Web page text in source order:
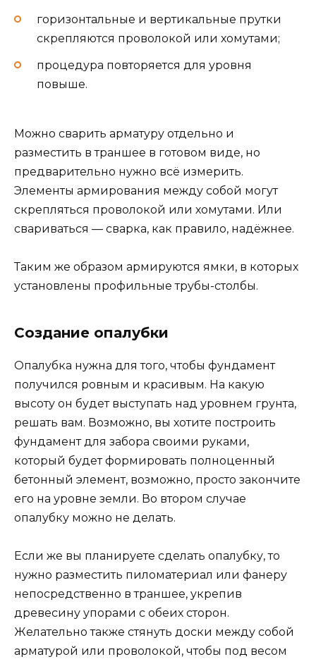
горизонтальные и вертикальные прутки
скрепляются проволокой или хомутами;
процедура повторяется для уровня
повыше.
Можно сварить арматуру отдельно и
разместить в траншее в готовом виде, но
предварительно нужно всё измерить.
Элементы армирования между собой могут
скрепляться проволокой или хомутами. Или
свариваться — сварка, как правило, надёжнее.
Таким же образом армируются ямки, в которых
установлены профильные трубы-столбы.
Создание опалубки
Опалубка нужна для того, чтобы фундамент
получился ровным и красивым. На какую
высоту он будет выступать над уровнем грунта,
решать вам. Возможно, вы хотите построить
фундамент для забора своими руками,
который будет формировать полноценный
бетонный элемент, возможно, просто закончите
его на уровне земли. Во втором случае
опалубку можно не делать.
Если же вы планируете сделать опалубку, то
нужно разместить пиломатериал или фанеру
непосредственно в траншее, укрепив
древесину упорами с обеих сторон.
Желательно также стянуть доски между собой
арматурой или проволокой, чтобы под весом